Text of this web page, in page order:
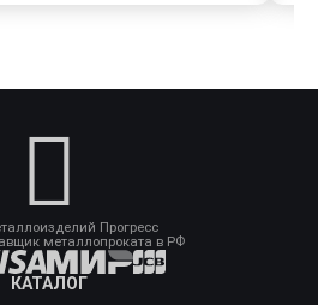
Прогресс
металлопроката в РФ
КАТАЛОГ